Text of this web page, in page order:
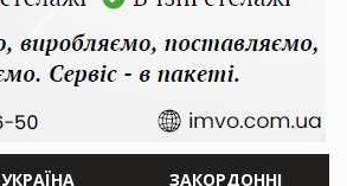
УКРАЇНА ЗАКОРДОННІ